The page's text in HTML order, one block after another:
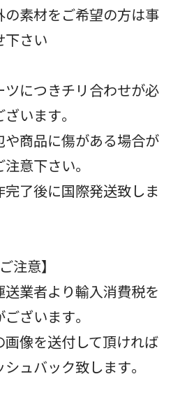
素材をご希望の方は事
下さい
につきチリ合わせが必
います。
商品に傷がある場合が
意下さい。
了後に国際発送致しま
注意】
業者より輸入消費税を
ざいます。
像を送付して頂ければ
ュバック致します。